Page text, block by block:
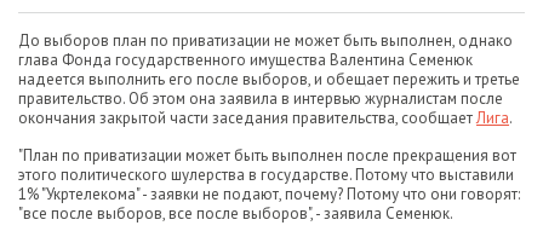
До выборов план по приватизации не может быть выполнен, однако
глава Фонда государственного имущества Валентина Семенюк
надеется выполнить его после выборов, и обещает пережить и третье
правительство. Об этом она заявила в интервью журналистам после
окончания закрытой части заседания правительства, сообщаетЛига.
"План по приватизации может быть выполнен после прекращения вот
этого политического шулерства в государстве. Потому что выставили
1% "Укртелекома" - заявки не подают, почему? Потому что они говорят:
"все после выборов, все после выборов", - заявила Семенюк.